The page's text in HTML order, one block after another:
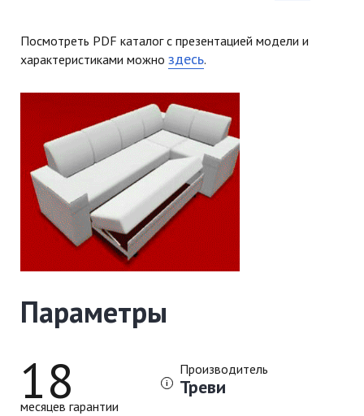
Посмотреть PDF каталог с презентацией модели и
характеристиками можноздесь.
Параметры
Производитель
Треви
18
месяцев гарантии